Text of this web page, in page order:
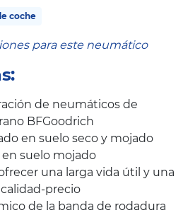
coche
para este neumático
de neumáticos de
BFGoodrich
en suelo seco y mojado
suelo mojado
una larga vida útil y una
precio
de la banda de rodadura